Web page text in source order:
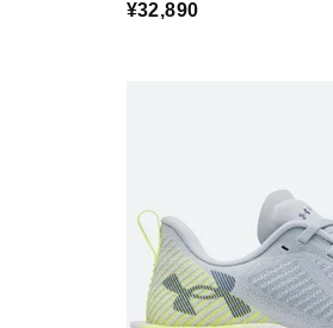
¥32,890